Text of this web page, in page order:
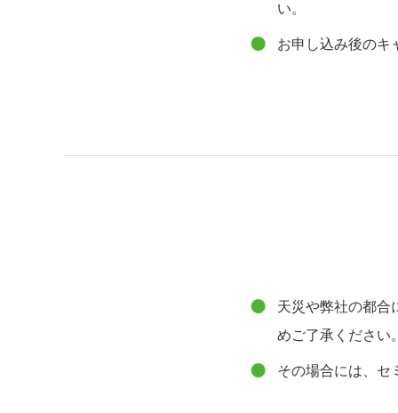
い。
お申し込み後のキ
天災や弊社の都合
めご了承ください
その場合には、セ